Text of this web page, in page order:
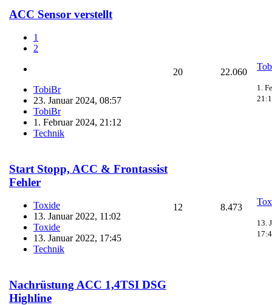
ACC Sensor verstellt
1
2
TobiBr
23. Januar 2024, 08:57
TobiBr
1. Februar 2024, 21:12
Technik
20 22.060
1.
Start Stopp, ACC & Frontassist
Fehler
Toxide
13. Januar 2022, 11:02
Toxide
13. Januar 2022, 17:45
Technik
12 8.473
13.
Nachrüstung ACC 1,4TSI DSG
Highline